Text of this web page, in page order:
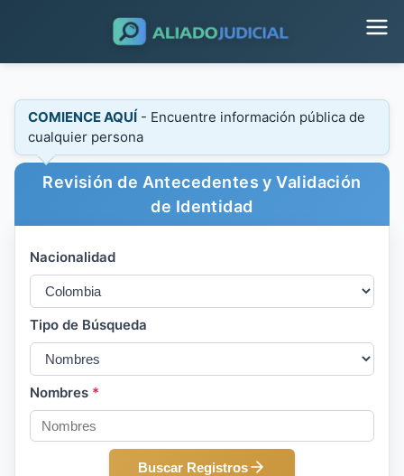
COMIENCE AQUÍ - Encuentre información pública de
cualquier persona
Revisión de Antecedentes y Validación
de Identidad
Nacionalidad
Tipo de Búsqueda
Nombres *
Buscar Registros